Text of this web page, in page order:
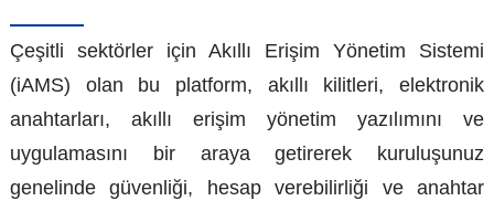
Çeşitli sektörler için Akıllı Erişim Yönetim Sistemi
(iAMS) olan bu platform, akıllı kilitleri, elektronik
anahtarları, akıllı erişim yönetim yazılımını ve
uygulamasını bir araya getirerek kuruluşunuz
genelinde güvenliği, hesap verebilirliği ve anahtar